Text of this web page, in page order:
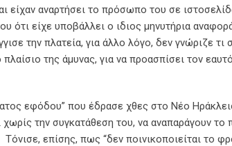
αναρτήσει το πρόσωπο του σε
ότι είχε υποβάλλει ο ιδιος μηνυτήρια
την πλατεία, για άλλο λόγο, δεν γνώριζε τι
της άμυνας, για να προασπίσει τον
εφόδου” που έδρασε χθες στο Νέο
την συγκατάθεση του, να αναπαράγουν το
επίσης, πως “δεν ποινικοποιείται το